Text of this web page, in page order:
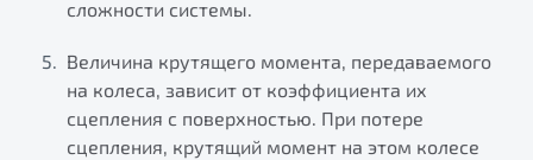
сложности системы.
Величина крутящего момента, передаваемого
на колеса, зависит от коэффициента их
сцепления с поверхностью. При потере
сцепления, крутящий момент на этом колесе